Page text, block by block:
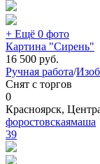
+ Ещё 0 фото
Картина "Сирень"
16 500 руб.
Ручная работа/
Снят с торгов
0
Красноярск,
форостовскаямаша
39